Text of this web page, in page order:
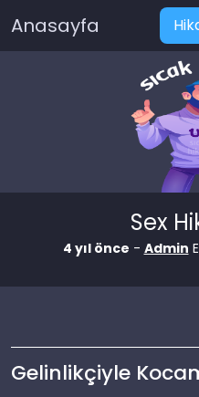
Anasayfa
Sex
4 yıl önce - Admin
Gelinlikçiyle